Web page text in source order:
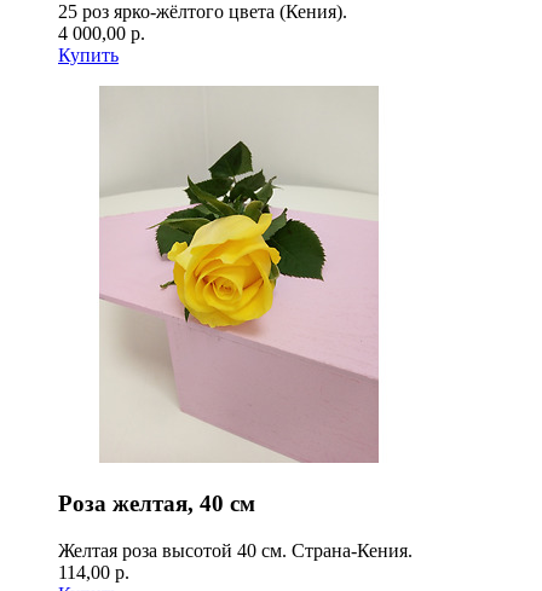
25 роз ярко-жёлтого цвета (Кения).
4 000,00 р.
Купить
Роза желтая, 40 см
Желтая роза высотой 40 см. Страна-Кения.
114,00 р.